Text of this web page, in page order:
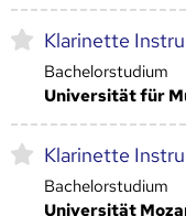
Klarinette
Bachelorstudium
Universität für
Klarinette
Bachelorstudium
Universität